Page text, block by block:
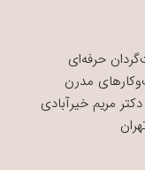
حرفه‌ای
مدرن
مریم خیرآبادی